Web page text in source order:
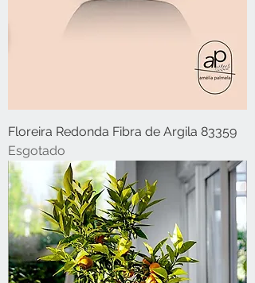
Floreira Redonda Fibra de Argila 83359
Esgotado